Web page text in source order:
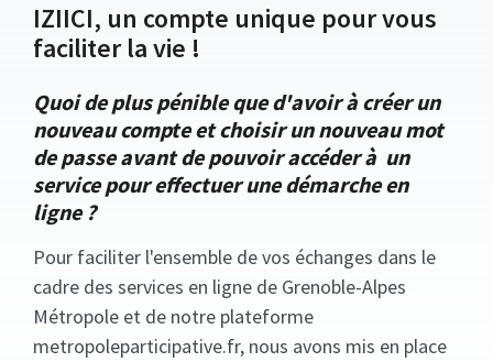
IZIICI, un compte unique pour vous
faciliter la vie !
Quoi de plus pénible que d'avoir à créer un
nouveau compte et choisir un nouveau mot
de passe avant de pouvoir accéder à un
service pour effectuer une démarche en
ligne ?
Pour faciliter l'ensemble de vos échanges dans le
cadre des services en ligne de Grenoble-Alpes
Métropole et de notre plateforme
metropoleparticipative.fr, nous avons mis en place